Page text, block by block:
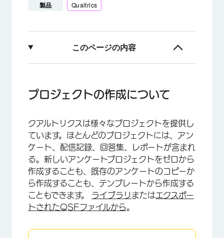
製品 Qualtrics
このページの内容
カタログの閲覧
コピーからの作成
ライブラリからの作成
ファイルからの作成
ガイド付きソリューションからのプロジェクト作
成
テンプレートからの作成
プロジェクトタイプ
プロジェクトの作成について
クアルトリクスは様々なプロジェクトを提供し
ています。ほとんどのプロジェクトには、アン
ケート、配信記録、回答集、レポートが含まれ
る。新しいアンケートプロジェクトをゼロから
作成することも、既存のアンケートのコピーか
ら作成することも、テンプレートから作成する
こともできます。 ライブラリ またはエクスポー
トされたQSFファイルから。